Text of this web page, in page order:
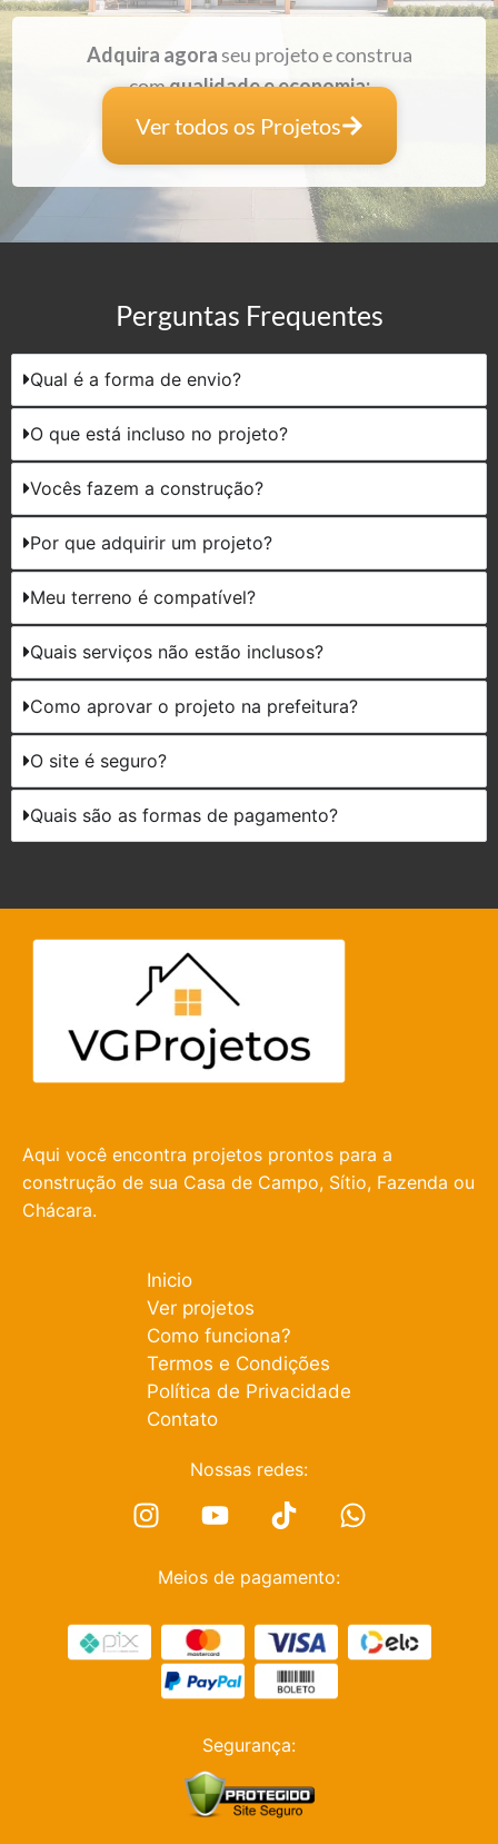
Adquira agoraseu projeto e construa
comqualidade e economia:
Ver todos os Projetos
Perguntas Frequentes
Qual é a forma de envio?
O que está incluso no projeto?
Vocês fazem a construção?
Por que adquirir um projeto?
Meu terreno é compatível?
Quais serviços não estão inclusos?
Como aprovar o projeto na prefeitura?
O site é seguro?
Quais são as formas de pagamento?
Aqui você encontra projetos prontos para a
construção de sua Casa de Campo, Sítio, Fazenda ou
Chácara.
Inicio
Ver projetos
Como funciona?
Termos e Condições
Política de Privacidade
Contato
Nossas redes:
Meios de pagamento:
Segurança: